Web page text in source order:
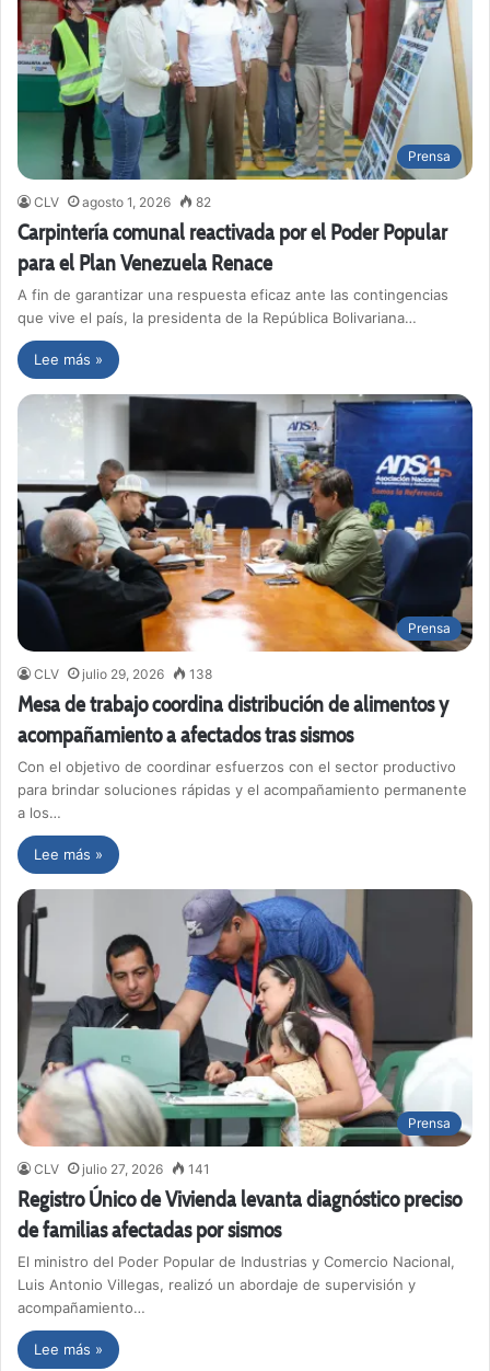
Prensa
CLV agosto 1, 2026 82
Carpintería comunal reactivada por el Poder Popular
para el Plan Venezuela Renace
A fin de garantizar una respuesta eficaz ante las contingencias
que vive el país, la presidenta de la República Bolivariana…
Lee más »
Prensa
CLV julio 29, 2026 138
Mesa de trabajo coordina distribución de alimentos y
acompañamiento a afectados tras sismos
Con el objetivo de coordinar esfuerzos con el sector productivo
para brindar soluciones rápidas y el acompañamiento permanente
a los…
Lee más »
Prensa
CLV julio 27, 2026 141
Registro Único de Vivienda levanta diagnóstico preciso
de familias afectadas por sismos
El ministro del Poder Popular de Industrias y Comercio Nacional,
Luis Antonio Villegas, realizó un abordaje de supervisión y
acompañamiento…
Lee más »